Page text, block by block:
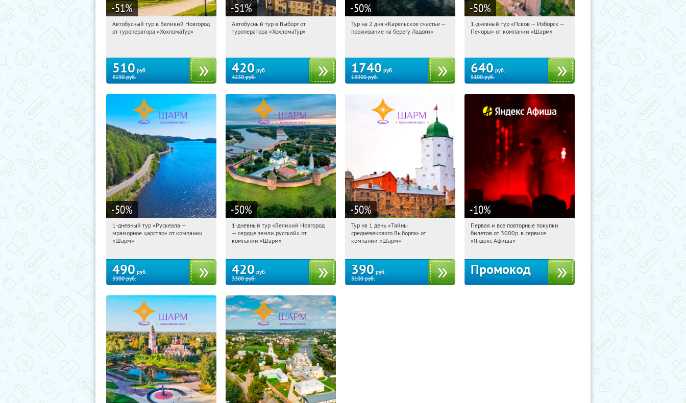
-51%
08:19:40 Купили:2
Автобусный тур в Великий Новгород
от туроператора «ХохломаТур»
510 руб.
5190руб.
-51%
08:19:40 Купили:
Автобусный тур в Выборг от
туроператора «ХохломаТур»
420 руб.
4230руб.
-50%
08:19:40 Купили:39
Тур на 2 дня «Карельское счастье —
проживание на берегу Ладоги»
1740 руб.
13900руб.
-50%
08:19:40 Купили:12
1-дневный тур «Псков — Изборск —
Печоры» от компании «Шарм»
640 руб.
5100руб.
-50%
08:19:40 Купили:
Достоевская
1-дневный тур «Рускеала —
мраморное царство» от компании
«Шарм»
490 руб.
3900руб.
-50%
08:19:40 Купили:22
Достоевская
1-дневный тур «Великий Новгород
— сердце земли русской» от
компании «Шарм»
420 руб.
3300руб.
-50%
08:19:40
Достоевская
Тур на 1 день «Тайны
средневекового Выборга» от
компании «Шарм»
390 руб.
3100руб.
-10%
08:19:40 Получили:
Россия
Первая и все повторные покупки
билетов от 3000р. в сервисе
«Яндекс Афиша»
Промокод